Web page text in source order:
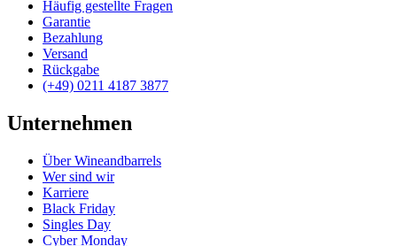
Häufig gestellte Fragen
Garantie
Bezahlung
Versand
Rückgabe
(+49) 0211 4187 3877
Unternehmen
Über Wineandbarrels
Wer sind wir
Karriere
Black Friday
Singles Day
Cyber Monday